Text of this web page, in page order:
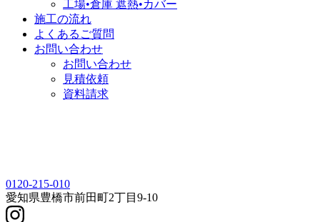
工場•倉庫 遮熱•カバー
施工の流れ
よくあるご質問
お問い合わせ
お問い合わせ
見積依頼
資料請求
0120-215-010
愛知県豊橋市前田町2丁目9-10